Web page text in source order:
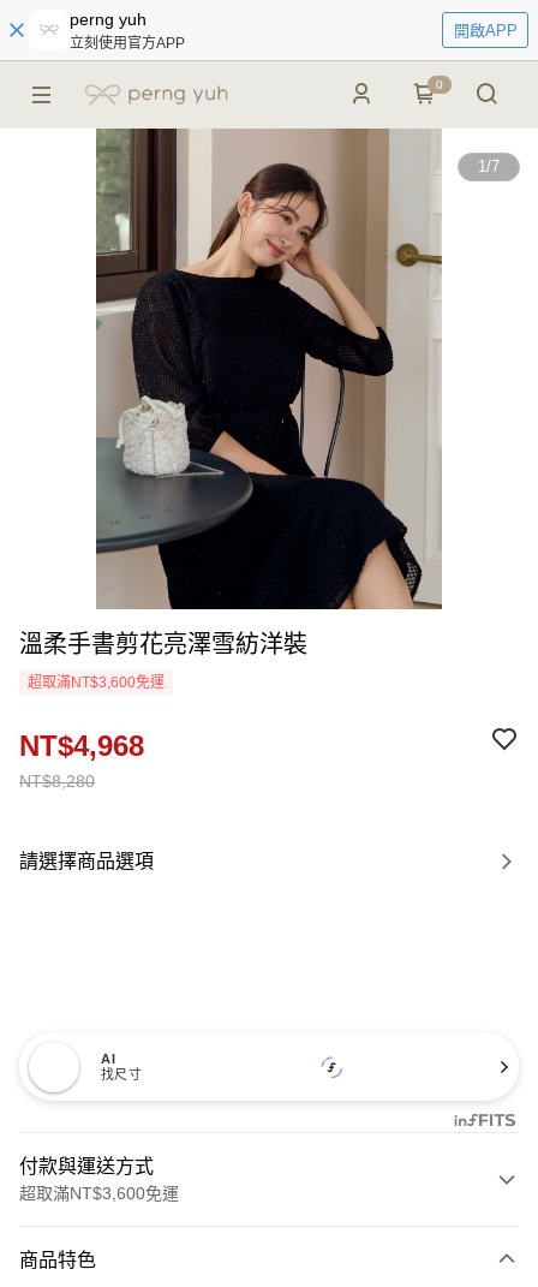
perng yuh
立刻使用官方APP
開啟APP
0
1/7
溫柔手書剪花亮澤雪紡洋裝
超取滿NT$3,600免運
NT$8,280
NT$4,968
請選擇商品選項
AI
找尺寸
付款與運送方式
超取滿NT$3,600免運
信用卡一次付款
商品特色